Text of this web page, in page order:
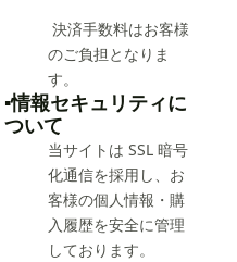
決済手数料はお客様
のご負担となりま
す。
▪️情報セキュリティに
ついて
当サイトは SSL 暗号
化通信を採用し、お
客様の個人情報・購
入履歴を安全に管理
しております。